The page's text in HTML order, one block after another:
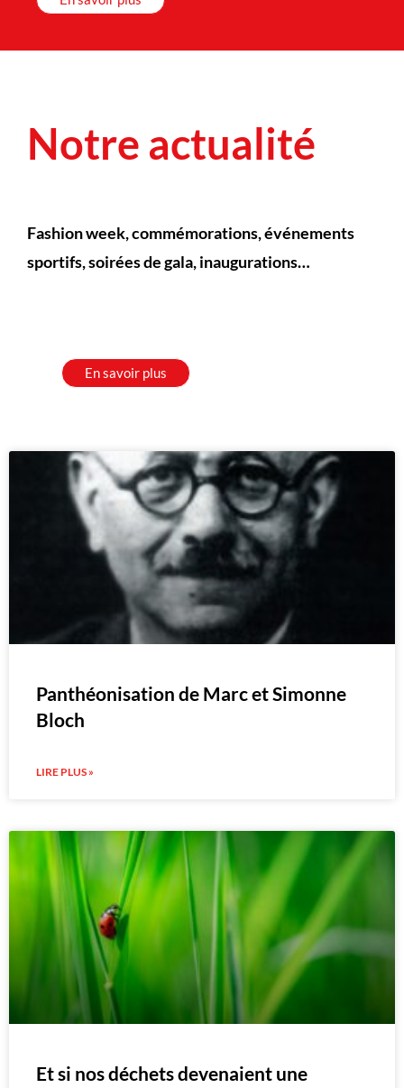
Notre actualité
Fashion week, commémorations, événements
sportifs, soirées de gala, inaugurations…
En savoir plus
Panthéonisation de Marc et Simonne
Bloch
LIRE PLUS »
Et si nos déchets devenaient une